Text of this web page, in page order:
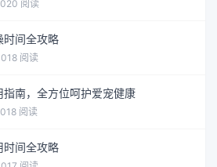
阅读
时间全攻略
阅读
指南，全方位呵护爱宠健康
阅读
时间全攻略